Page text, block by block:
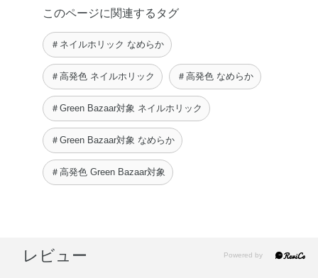
【おうちネイル】これま
で単色だったネイル …
Mitsue hiyori
このページに関連するタグ
＃ネイルホリック なめらか
＃高発色 ネイルホリック ＃高発色 なめらか
＃Green Bazaar対象 ネイルホリック
＃Green Bazaar対象 なめらか
＃高発色 Green Bazaar対象
レビュー